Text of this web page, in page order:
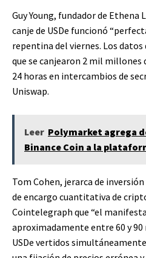
Guy Young, fundador de Ethena
canje de USDe funcionó
repentina del viernes. Los
que se canjearon 2 mil millones
24 horas en intercambios de
Uniswap.
Leer Polymarket agrega
Binance Coin a la
Tom Cohen, jerarca de
de encargo cuantitativa de
Cointelegraph que “el
aproximadamente entre 60 y
USDe vertidos